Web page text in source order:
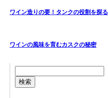
ワイン造りの要！タンクの役割を探る
ワインの風味を育むカスクの秘密
検索